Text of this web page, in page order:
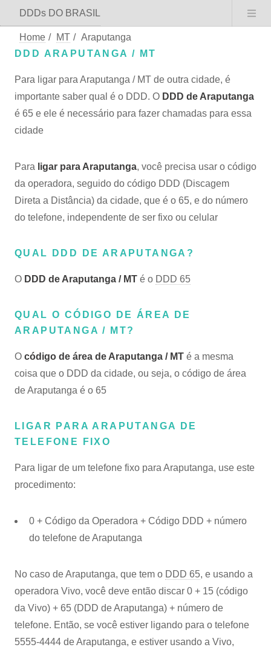
DDDs DO BRASIL
Home / MT / Araputanga
DDD ARAPUTANGA / MT
Para ligar para Araputanga / MT de outra cidade, é
importante saber qual é o DDD. O DDD de Araputanga
é 65 e ele é necessário para fazer chamadas para essa
cidade
Para ligar para Araputanga, você precisa usar o código
da operadora, seguido do código DDD (Discagem
Direta a Distância) da cidade, que é o 65, e do número
do telefone, independente de ser fixo ou celular
QUAL DDD DE ARAPUTANGA?
O DDD de Araputanga / MT é o DDD 65
QUAL O CÓDIGO DE ÁREA DE
ARAPUTANGA / MT?
O código de área de Araputanga / MT é a mesma
coisa que o DDD da cidade, ou seja, o código de área
de Araputanga é o 65
LIGAR PARA ARAPUTANGA DE
TELEFONE FIXO
Para ligar de um telefone fixo para Araputanga, use este
procedimento:
0 + Código da Operadora + Código DDD + número
do telefone de Araputanga
No caso de Araputanga, que tem o DDD 65, e usando a
operadora Vivo, você deve então discar 0 + 15 (código
da Vivo) + 65 (DDD de Araputanga) + número de
telefone. Então, se você estiver ligando para o telefone
5555-4444 de Araputanga, e estiver usando a Vivo,